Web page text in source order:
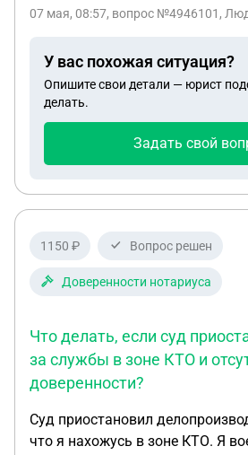
заключение с ним и прошла
страховой. Сколько я так могу ездить? Что
грозит в этом случае?
07 мая, 08:57, вопрос №4946101,
У вас похожая ситуация?
Опишите свои детали — юрист
делать.
Задать свой
1150 ₽ Вопрос решен
Доверенности нотариуса
Что делать, если суд
за службы в зоне КТО и
доверенности?
Суд приостановил
что я нахожусь в зоне КТО. Я военнослужащий и